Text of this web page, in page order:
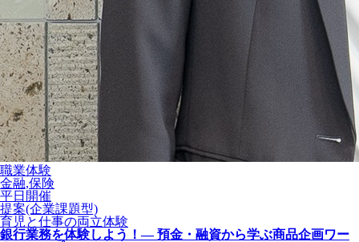
職業体験
金融,保険
平日開催
提案(企業課題型)
育児と仕事の両立体験
銀行業務を体験しよう！― 預金・融資から学ぶ商品企画ワー